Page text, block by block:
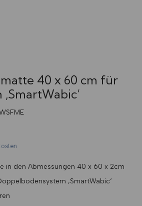
40 x 60 cm für
in den Abmessungen 40 x 60 x 2cm
‚SmartWabic‘